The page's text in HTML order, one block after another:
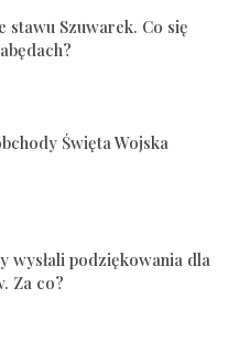
stawu Szuwarek. Co się
Święta Wojska
wysłali podziękowania dla
Za co?